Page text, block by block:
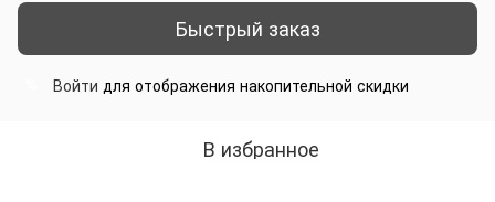
Быстрый заказ
Войти для отображения накопительной скидки
В избранное